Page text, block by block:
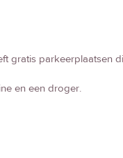
gratis parkeerplaatsen
en een droger.